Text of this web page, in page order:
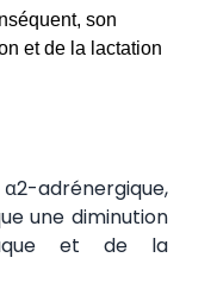
son
et de la lactation
adrénergique,
une diminution
et de la